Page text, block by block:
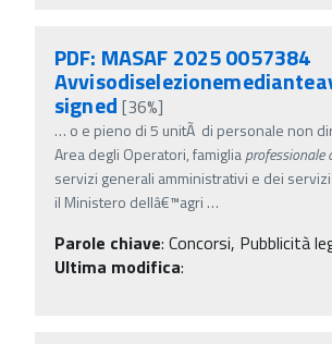
PDF: MASAF 2025 0057384
signed [36%]
… o e pieno di 5 unitÃ di personale non
Area degli Operatori, famigliaprofessionale
servizi generali amministrativi e dei
il Ministero dellâ€™agri …
Parole chiave: Concorsi, Pubblicità
Ultima modifica: